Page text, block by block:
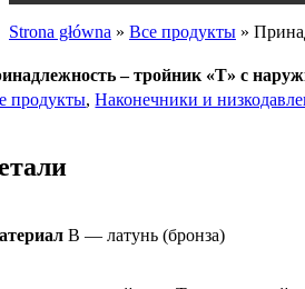
Strona główna » Все продукты »
– тройник «T» с
продукты,Наконечники и
B — латунь (бронза)